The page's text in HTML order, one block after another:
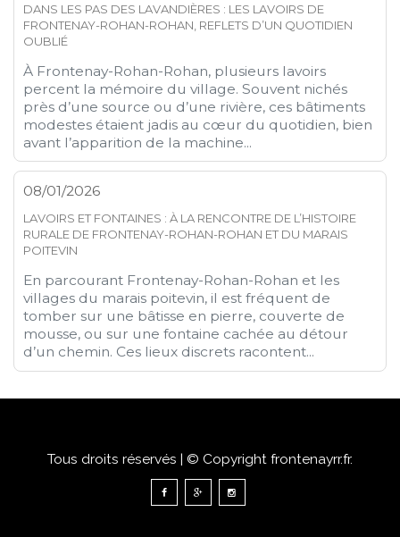
DANS LES PAS DES LAVANDIÈRES : LES LAVOIRS DE
FRONTENAY-ROHAN-ROHAN, REFLETS D’UN QUOTIDIEN
OUBLIÉ
À Frontenay-Rohan-Rohan, plusieurs lavoirs
percent la mémoire du village. Souvent nichés
près d’une source ou d’une rivière, ces bâtiments
modestes étaient jadis au cœur du quotidien, bien
avant l’apparition de la machine...
08/01/2026
LAVOIRS ET FONTAINES : À LA RENCONTRE DE L’HISTOIRE
RURALE DE FRONTENAY-ROHAN-ROHAN ET DU MARAIS
POITEVIN
En parcourant Frontenay-Rohan-Rohan et les
villages du marais poitevin, il est fréquent de
tomber sur une bâtisse en pierre, couverte de
mousse, ou sur une fontaine cachée au détour
d’un chemin. Ces lieux discrets racontent...
Tous droits réservés | © Copyright frontenayrr.fr.